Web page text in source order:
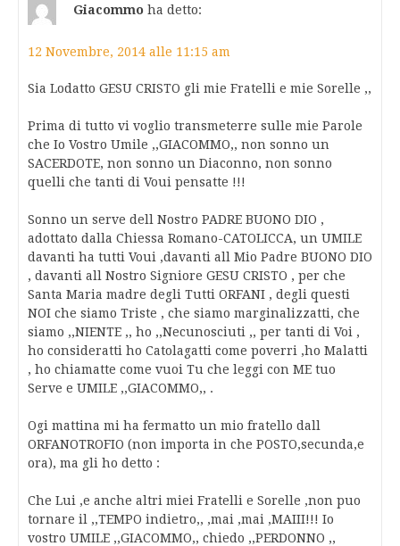
Giacommo ha detto:
12 Novembre, 2014 alle 11:15 am
Sia Lodatto GESU CRISTO gli mie Fratelli e mie Sorelle ,,
Prima di tutto vi voglio transmeterre sulle mie Parole
che Io Vostro Umile ,,GIACOMMO,, non sonno un
SACERDOTE, non sonno un Diaconno, non sonno
quelli che tanti di Voui pensatte !!!
Sonno un serve dell Nostro PADRE BUONO DIO ,
adottato dalla Chiessa Romano-CATOLICCA, un UMILE
davanti ha tutti Voui ,davanti all Mio Padre BUONO DIO
, davanti all Nostro Signiore GESU CRISTO , per che
Santa Maria madre degli Tutti ORFANI , degli questi
NOI che siamo Triste , che siamo marginalizzatti, che
siamo ,,NIENTE ,, ho ,,Necunosciuti ,, per tanti di Voi ,
ho consideratti ho Catolagatti come poverri ,ho Malatti
, ho chiamatte come vuoi Tu che leggi con ME tuo
Serve e UMILE ,,GIACOMMO,, .
Ogi mattina mi ha fermatto un mio fratello dall
ORFANOTROFIO (non importa in che POSTO,secunda,e
ora), ma gli ho detto :
Che Lui ,e anche altri miei Fratelli e Sorelle ,non puo
tornare il ,,TEMPO indietro,, ,mai ,mai ,MAIII!!! Io
vostro UMILE ,,GIACOMMO,, chiedo ,,PERDONNO ,,